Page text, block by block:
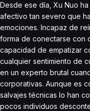
Desde ese día, Xu Nuo
afectivo tan severo que
emociones. Incapaz de
forma de conectarse con
capacidad de empatizar
cualquier sentimiento de
en un experto brutal
corporativas. Aunque es
salvajes técnicas lo han
pocos individuos